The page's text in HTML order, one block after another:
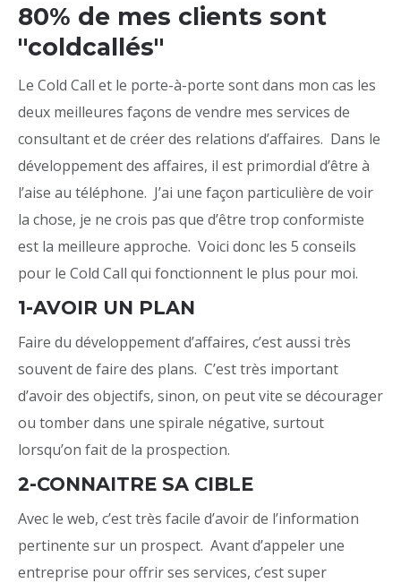
80% de mes clients sont
"coldcallés"
Le Cold Call et le porte-à-porte sont dans mon cas les
deux meilleures façons de vendre mes services de
consultant et de créer des relations d’affaires. Dans le
développement des affaires, il est primordial d’être à
l’aise au téléphone. J’ai une façon particulière de voir
la chose, je ne crois pas que d’être trop conformiste
est la meilleure approche. Voici donc les 5 conseils
pour le Cold Call qui fonctionnent le plus pour moi.
1-AVOIR UN PLAN
Faire du développement d’affaires, c’est aussi très
souvent de faire des plans. C’est très important
d’avoir des objectifs, sinon, on peut vite se décourager
ou tomber dans une spirale négative, surtout
lorsqu’on fait de la prospection.
2-CONNAITRE SA CIBLE
Avec le web, c’est très facile d’avoir de l’information
pertinente sur un prospect. Avant d’appeler une
entreprise pour offrir ses services, c’est super